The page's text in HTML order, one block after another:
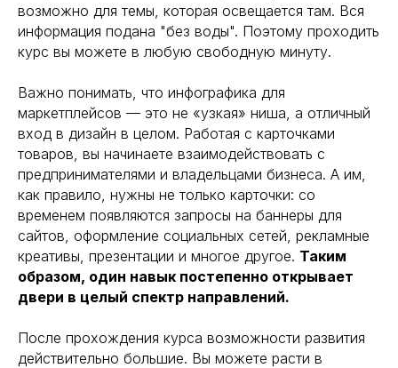
возможно для темы, которая освещается там. Вся
информация подана "без воды". Поэтому проходить
курс вы можете в любую свободную минуту.
Важно понимать, что инфографика для
маркетплейсов — это не «узкая» ниша, а отличный
вход в дизайн в целом. Работая с карточками
товаров, вы начинаете взаимодействовать с
предпринимателями и владельцами бизнеса. А им,
как правило, нужны не только карточки: со
временем появляются запросы на баннеры для
сайтов, оформление социальных сетей, рекламные
креативы, презентации и многое другое. Таким
образом, один навык постепенно открывает
двери в целый спектр направлений.
После прохождения курса возможности развития
действительно большие. Вы можете расти в